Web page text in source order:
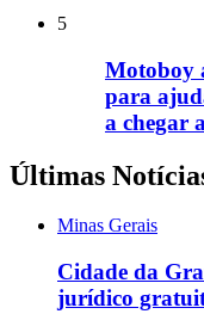
5
Motoboy
para
a chegar
Últimas
Minas Gerais
Cidade da
jurídico